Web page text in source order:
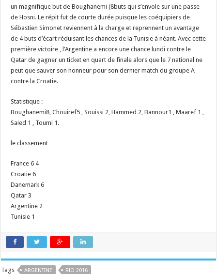
un magnifique but de Boughanemi (8buts qui s’envole sur une passe
de Hosni. Le répit fut de courte durée puisque les coéquipiers de
Sébastien Simonet reviennent à la charge et reprennent un avantage
de 4 buts d’écart réduisant les chances de la Tunisie à néant. Avec cette
première victoire , l’Argentine a encore une chance lundi contre le
Qatar de gagner un ticket en quart de finale alors que le 7 national ne
peut que sauver son honneur pour son dernier match du groupe A
contre la Croatie.
Statistique :
Boughanemi8, Chouiref5 , Souissi 2, Hammed 2, Bannour1 , Maaref 1 ,
Saied 1 , Toumi 1.
le classement
France 6 4
Croatie 6
Danemark 6
Qatar 3
Argentine 2
Tunisie 1
Tags ARGENTINE RIO 2016